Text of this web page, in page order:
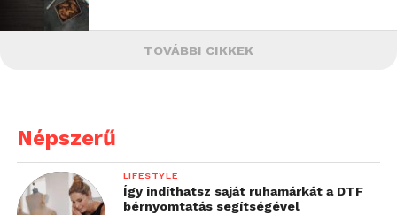
TOVÁBBI CIKKEK
Népszerű
LIFESTYLE
Így indíthatsz saját ruhamárkát a DTF
bérnyomtatás segítségével